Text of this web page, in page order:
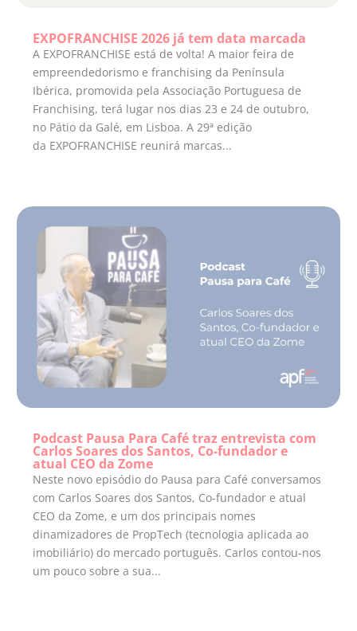
EXPOFRANCHISE 2026 já tem data marcada
A EXPOFRANCHISE está de volta! A maior feira de
empreendedorismo e franchising da Península
Ibérica, promovida pela Associação Portuguesa de
Franchising, terá lugar nos dias 23 e 24 de outubro,
no Pátio da Galé, em Lisboa. A 29ª edição
da EXPOFRANCHISE reunirá marcas...
Podcast Pausa Para Café traz entrevista com
Carlos Soares dos Santos, Co-fundador e
atual CEO da Zome
Neste novo episódio do Pausa para Café conversamos
com Carlos Soares dos Santos, Co-fundador e atual
CEO da Zome, e um dos principais nomes
dinamizadores de PropTech (tecnologia aplicada ao
imobiliário) do mercado português. Carlos contou-nos
um pouco sobre a sua...